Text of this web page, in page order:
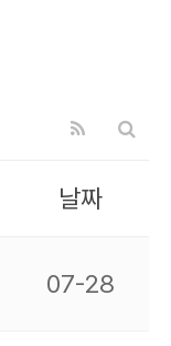
날짜
07-28